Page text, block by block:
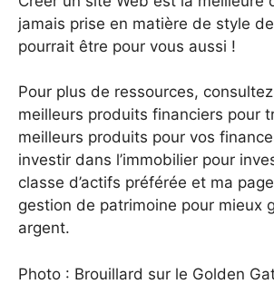
jamais prise en matière de style
pourrait être pour vous aussi !
Pour plus de ressources,
meilleurs produits financiers pour
meilleurs produits pour vos
investir dans l’immobilier pour
classe d’actifs préférée et ma
gestion de patrimoine pour mieux
argent.
Photo : Brouillard sur le Golden